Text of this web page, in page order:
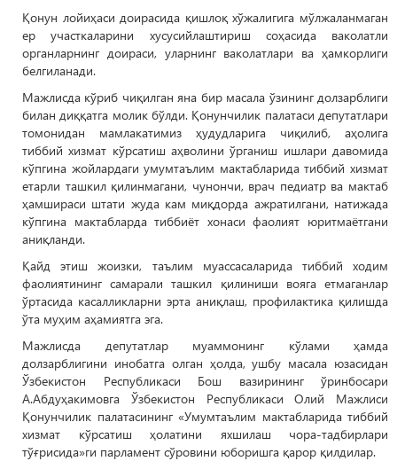
Қонун лойиҳаси доирасида қишлоқ хўжалигига мўлжаланмаган
ер участкаларини хусусийлаштириш соҳасида ваколатли
органларнинг доираси, уларнинг ваколатлари ва ҳамкорлиги
белгиланади.
Мажлисда кўриб чиқилган яна бир масала ўзининг долзарблиги
билан диққатга молик бўлди. Қонунчилик палатаси депутатлари
томонидан мамлакатимиз ҳудудларига чиқилиб, аҳолига
тиббий хизмат кўрсатиш аҳволини ўрганиш ишлари давомида
кўпгина жойлардаги умумтаълим мактабларида тиббий хизмат
етарли ташкил қилинмагани, чунончи, врач педиатр ва мактаб
ҳамшираси штати жуда кам миқдорда ажратилгани, натижада
кўпгина мактабларда тиббиёт хонаси фаолият юритмаётгани
аниқланди.
Қайд этиш жоизки, таълим муассасаларида тиббий ходим
фаолиятининг самарали ташкил қилиниши вояга етмаганлар
ўртасида касалликларни эрта аниқлаш, профилактика қилишда
ўта муҳим аҳамиятга эга.
Мажлисда депутатлар муаммонинг кўлами ҳамда
долзарблигини инобатга олган ҳолда, ушбу масала юзасидан
Ўзбекистон Республикаси Бош вазирининг ўринбосари
А.Абдуҳакимовга Ўзбекистон Республикаси Олий Мажлиси
Қонунчилик палатасининг «Умумтаълим мактабларида тиббий
хизмат кўрсатиш ҳолатини яхшилаш чора-тадбирлари
тўғрисида»ги парламент сўровини юборишга қарор қилдилар.